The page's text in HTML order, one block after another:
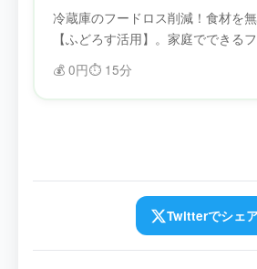
冷蔵庫のフードロス削減！食材を
【ふどろす活用】。家庭でできる
コツを紹介。ふどろすを使えば、
ず、フードロスを削減できます。
💰 0円⏱️ 15分
Twitterでシェ